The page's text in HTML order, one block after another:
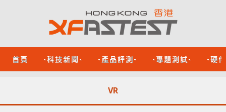
首頁 -科技新聞- -產品評測- -專題測試- -硬
VR